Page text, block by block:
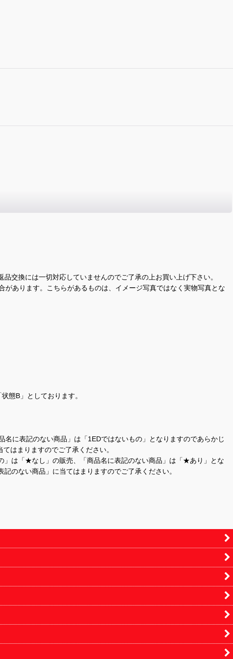
交換には一切対応していませんのでご了承の上お買い上げ下さい。
あります。こちらがあるものは、イメージ写真ではなく実物写真とな
態B」としております。
に表記のない商品」は「1EDではないもの」となりますのであらかじ
はまりますのでご了承ください。
は「★なし」の販売、「商品名に表記のない商品」は「★あり」とな
のない商品」に当てはまりますのでご了承ください。